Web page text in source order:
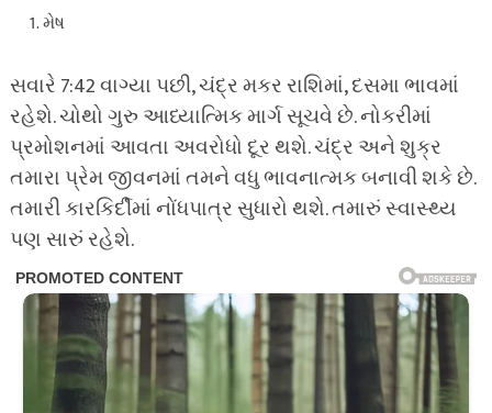
મેષ
સવારે 7:42 વાગ્યા પછી, ચંદ્ર મકર રાશિમાં, દસમા ભાવમાં
રહેશે. ચોથો ગુરુ આધ્યાત્મિક માર્ગ સૂચવે છે. નોકરીમાં
પ્રમોશનમાં આવતા અવરોધો દૂર થશે. ચંદ્ર અને શુક્ર
તમારા પ્રેમ જીવનમાં તમને વધુ ભાવનાત્મક બનાવી શકે છે.
તમારી કારકિર્દીમાં નોંધપાત્ર સુધારો થશે. તમારું સ્વાસ્થ્ય
પણ સારું રહેશે.